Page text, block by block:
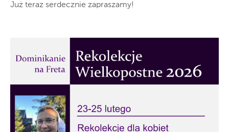
Już teraz serdecznie zapraszamy!